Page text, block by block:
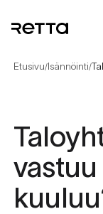
Etusivu/Isännöinti/